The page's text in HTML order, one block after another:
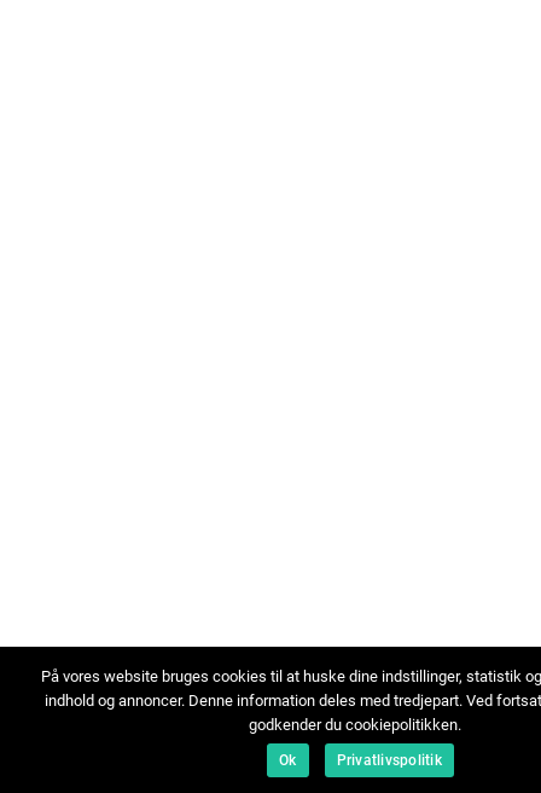
På vores website bruges cookies til at huske dine indstillinger, statistik
indhold og annoncer. Denne information deles med tredjepart. Ved
godkender du cookiepolitikken.
Ok Privatlivspolitik